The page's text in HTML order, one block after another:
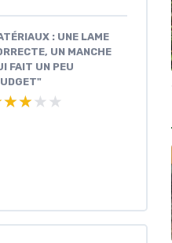
: UNE LAME
UN MANCHE
FAIT UN PEU